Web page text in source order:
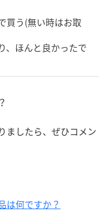
買う(無い時はお取
、ほんと良かったで
ましたら、ぜひコメン
は何ですか？